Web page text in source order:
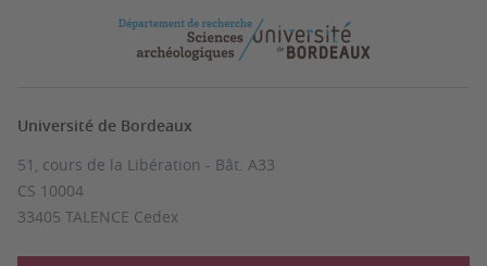
Université de Bordeaux
51, cours de la Libération - Bât. A33
CS 10004
33405 TALENCE Cedex